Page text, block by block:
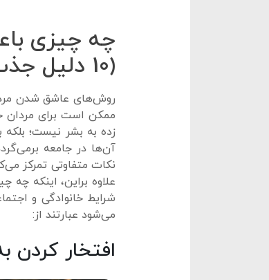
چه چیزی
(10 دلیل جذب شدن مرد به زن)
روش‌های عاشق شدن
ممکن است برای مردان
زده به بشر نیست؛
آن‌ها در جامعه
نکات متفاوتی تمرکز
علاوه براین، اینکه
می‌شود عبارتند از:
افتخار کردن